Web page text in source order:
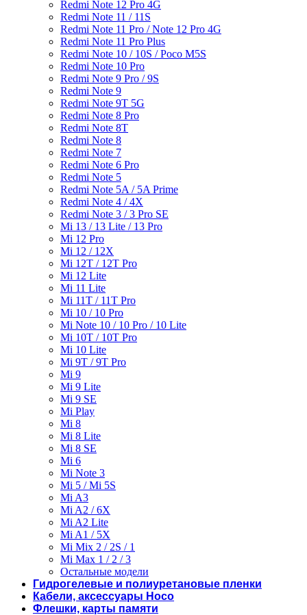
Redmi Note 12 Pro 4G
Redmi Note 11 / 11S
Redmi Note 11 Pro / Note 12 Pro 4G
Redmi Note 11 Pro Plus
Redmi Note 10 / 10S / Poco M5S
Redmi Note 10 Pro
Redmi Note 9 Pro / 9S
Redmi Note 9
Redmi Note 9T 5G
Redmi Note 8 Pro
Redmi Note 8T
Redmi Note 8
Redmi Note 7
Redmi Note 6 Pro
Redmi Note 5
Redmi Note 5A / 5A Prime
Redmi Note 4 / 4X
Redmi Note 3 / 3 Pro SE
Mi 13 / 13 Lite / 13 Pro
Mi 12 Pro
Mi 12 / 12X
Mi 12T / 12T Pro
Mi 12 Lite
Mi 11 Lite
Mi 11T / 11T Pro
Mi 10 / 10 Pro
Mi Note 10 / 10 Pro / 10 Lite
Mi 10T / 10T Pro
Mi 10 Lite
Mi 9T / 9T Pro
Mi 9
Mi 9 Lite
Mi 9 SE
Mi Play
Mi 8
Mi 8 Lite
Mi 8 SE
Mi 6
Mi Note 3
Mi 5 / Mi 5S
Mi A3
Mi A2 / 6X
Mi A2 Lite
Mi A1 / 5X
Mi Mix 2 / 2S / 1
Mi Max 1 / 2 / 3
Остальные модели
Гидрогелевые и полиуретановые пленки
Кабели, аксессуары Hoco
Флешки, карты памяти